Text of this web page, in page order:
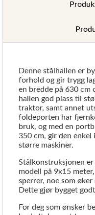
Denne stålhallen er
forhold og gir trygg
en bredde på 630 cm
hallen god plass til
traktor, samt annet
foldeporten har
bruk, og med en
350 cm, gir den
større maskiner.
Stålkonstruksjonen
modell på 9x15
sperrer, noe som
Dette gjør bygget
For deg som ønsker